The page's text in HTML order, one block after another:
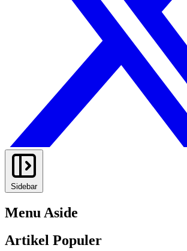
Sidebar
Menu Aside
Artikel Populer